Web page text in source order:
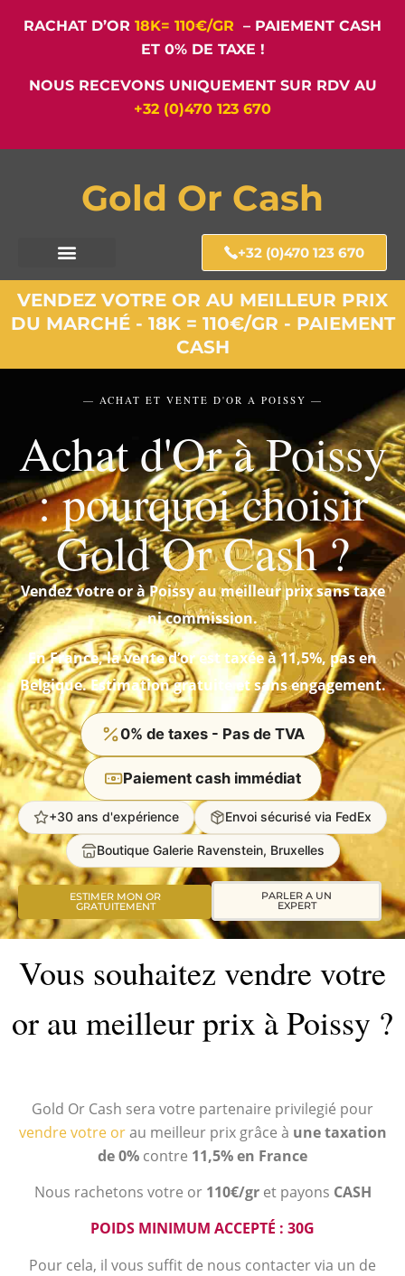
RACHAT D’OR 18K= 110€/GR – PAIEMENT CASH
ET 0% DE TAXE !
NOUS RECEVONS UNIQUEMENT SUR RDV AU
+32 (0)470 123 670
Gold Or Cash
+32 (0)470 123 670
VENDEZ VOTRE OR AU MEILLEUR PRIX
DU MARCHÉ - 18K = 110€/GR - PAIEMENT
CASH
— ACHAT ET VENTE D'OR A POISSY —
Achat d'Or à Poissy
: pourquoi choisir
Gold Or Cash ?
Vendez votre or à Poissy au meilleur prix sans taxe
ni commission.
En France, la vente d’or est taxée à 11,5%, pas en
Belgique. Estimation gratuite et sans engagement.
0% de taxes - Pas de TVA
Paiement cash immédiat
+30 ans d'expérience Envoi sécurisé via FedEx
Boutique Galerie Ravenstein, Bruxelles
ESTIMER MON OR
GRATUITEMENT
PARLER A UN
EXPERT
Vous souhaitez vendre votre
or au meilleur prix à Poissy ?
Gold Or Cash sera votre partenaire privilegié pour
vendre votre orau meilleur prix grâce à une taxation
de 0% contre 11,5% en France
Nous rachetons votre or 110€/gr et payons CASH
POIDS MINIMUM ACCEPTÉ : 30G
Pour cela, il vous suffit de nous contacter via un de